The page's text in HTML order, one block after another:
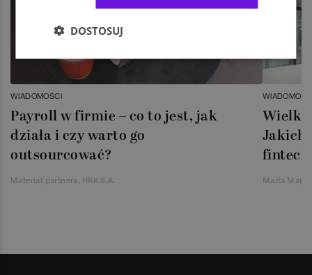
WIADOMOŚCI
Payroll w firmie – co to jest, jak
działa i czy warto go
outsourcować?
Materiał partnera, HRK S.A.
Jakich
Marta
DOSTOSUJ